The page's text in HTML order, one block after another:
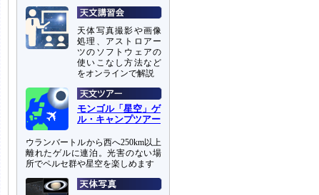
天体写真撮影や画像
処理、アストロアー
ツのソフトウェアの
使いこなし方法など
をオンラインで解説
モンゴル「星空」ゲ
ル・キャンプツアー
ウランバートルから西へ250km以上
離れたゲルに連泊。光害のない場
所でペルセ群や星空を楽しめます